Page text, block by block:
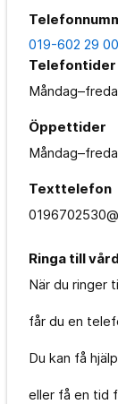
019-602 29 00
Telefontider
Öppettider
Texttelefon
Ringa till
När du ringer
får du en
Du kan få
eller få en tid